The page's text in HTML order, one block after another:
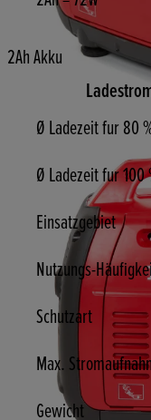
2Ah Akku
Ø Ladezeit fur 80
Ø Ladezeit fur 100
Einsatzgebiet
Nutzungs-
Schutzart
Max.
Gewicht